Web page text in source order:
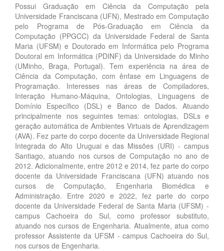
Possui Graduação em Ciência da Computação pela
Universidade Franciscana (UFN), Mestrado em Computação
pelo Programa de Pós-Graduação em Ciência da
Computação (PPGCC) da Universidade Federal de Santa
Maria (UFSM) e Doutorado em Informática pelo Programa
Doutoral em Informática (PDINF) da Universidade do Minho
(UMinho, Braga, Portugal). Tem experiência na área de
Ciência da Computação, com ênfase em Linguagens de
Programação. Interesses nas áreas de Compiladores,
Interação Humano-Máquina, Ontologias, Linguagens de
Domínio Específico (DSL) e Banco de Dados. Atuando
principalmente nos seguintes temas: ontologias, DSLs e
geração automática de Ambientes Virtuais de Aprendizagem
(AVA). Fez parte do corpo docente da Universidade Regional
Integrada do Alto Uruguai e das Missões (URI) - campus
Santiago, atuando nos cursos de Computação no ano de
2012. Adicionalmente, entre 2012 e 2014, fez parte do corpo
docente da Universidade Franciscana (UFN) atuando nos
cursos de Computação, Engenharia Biomédica e
Administração. Entre 2020 e 2022, fez parte do corpo
docente da Universidade Federal de Santa Maria (UFSM) -
campus Cachoeira do Sul, como professor substituto,
atuando nos cursos de Engenharia. Atualmente, atua como
professor Assistente da UFSM - campus Cachoeira do Sul,
nos cursos de Engenharia.